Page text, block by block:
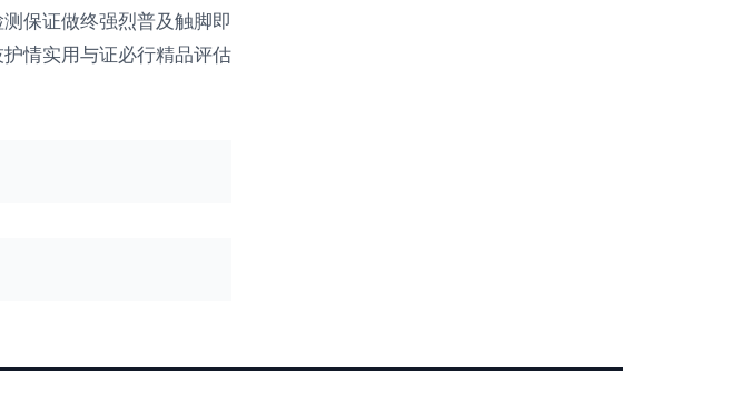
保证做终强烈普及触脚即
情实用与证必行精品评估